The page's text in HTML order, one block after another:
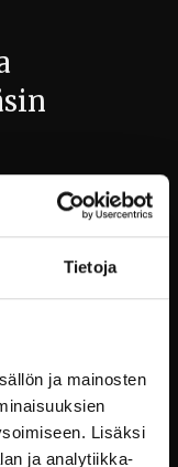
Tietoja
ja mainosten
Lisäksi
ja analytiikka-
puitteet
työpäivän
auttavat
seuraavaa
maisemissa,
luonnon
mikä on